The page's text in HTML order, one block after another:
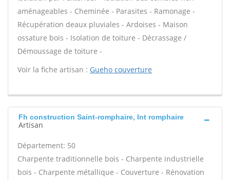
aménageables - Cheminée - Parasites - Ramonage -
Récupération deaux pluviales - Ardoises - Maison
ossature bois - Isolation de toiture - Décrassage /
Démoussage de toiture -
Voir la fiche artisan : Gueho couverture
Fh construction Saint-romphaire, Int romphaire
Artisan
Département: 50
Charpente traditionnelle bois - Charpente industrielle
bois - Charpente métallique - Couverture - Rénovation